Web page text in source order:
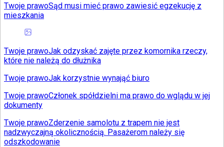
Twoje prawoSąd musi mieć prawo zawiesić egzekucję z
mieszkania
Twoje prawoJak odzyskać zajęte przez komornika rzeczy,
które nie należą do dłużnika
Twoje prawoJak korzystnie wynająć biuro
Twoje prawoCzłonek spółdzielni ma prawo do wglądu w jej
dokumenty
Twoje prawoZderzenie samolotu z trapem nie jest
nadzwyczajną okolicznością. Pasażerom należy się
odszkodowanie